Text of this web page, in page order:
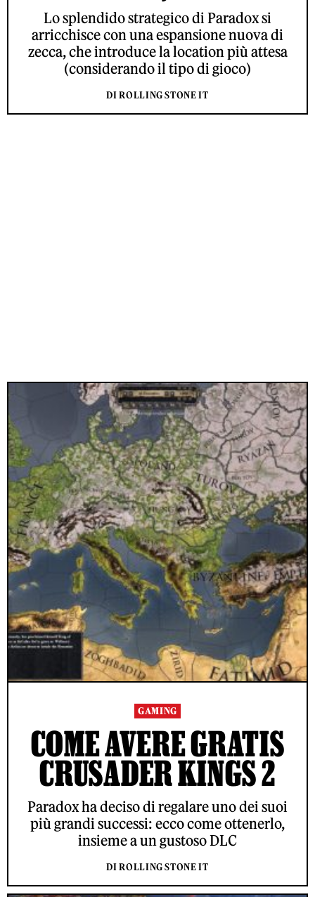
Lo splendido strategico di Paradox si
arricchisce con una espansione nuova di
zecca, che introduce la location più attesa
(considerando il tipo di gioco)
DI ROLLING STONE IT
GAMING
COME AVERE GRATIS
CRUSADER KINGS 2
Paradox ha deciso di regalare uno dei suoi
più grandi successi: ecco come ottenerlo,
insieme a un gustoso DLC
DI ROLLING STONE IT